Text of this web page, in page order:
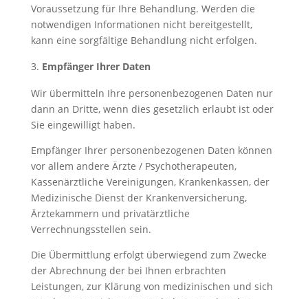
Voraussetzung für Ihre Behandlung. Werden die
notwendigen Informationen nicht bereitgestellt,
kann eine sorgfältige Behandlung nicht erfolgen.
Empfänger Ihrer Daten
Wir übermitteln Ihre personenbezogenen Daten nur
dann an Dritte, wenn dies gesetzlich erlaubt ist oder
Sie eingewilligt haben.
Empfänger Ihrer personenbezogenen Daten können
vor allem andere Ärzte / Psychotherapeuten,
Kassenärztliche Vereinigungen, Krankenkassen, der
Medizinische Dienst der Krankenversicherung,
Ärztekammern und privatärztliche
Verrechnungsstellen sein.
Die Übermittlung erfolgt überwiegend zum Zwecke
der Abrechnung der bei Ihnen erbrachten
Leistungen, zur Klärung von medizinischen und sich